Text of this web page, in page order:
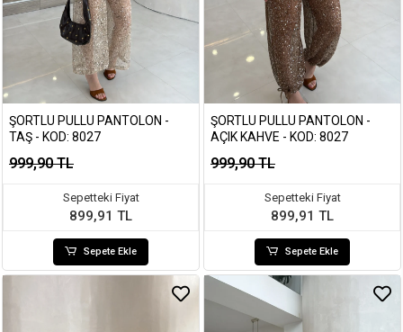
ŞORTLU PULLU PANTOLON -
TAŞ - KOD: 8027
999,90 TL
Sepetteki Fiyat
899,91 TL
Sepete Ekle
ŞORTLU PULLU PANTOLON -
AÇIK KAHVE - KOD: 8027
999,90 TL
Sepetteki Fiyat
899,91 TL
Sepete Ekle